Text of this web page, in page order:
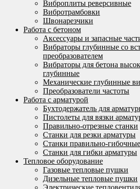
Виброплиты реверсивные
Вибротрамбовки
Швонарезчики
Работа с бетоном
Аксессуары и запасные
Вибраторы глубинные со
преобразователем
Вибраторы для бетона
глубинные
Механические глубинные
Преобразователи частоты
Работа с арматурой
Бухтодержатель для
Пистолеты для вязки
Правильно-отрезные станки
Станки для резки арматуры
Станки правильно-гибочные
Станки для гибки арматуры
Тепловое оборудование
Газовые тепловые пушки
Дизельные тепловые пушки
Электрические